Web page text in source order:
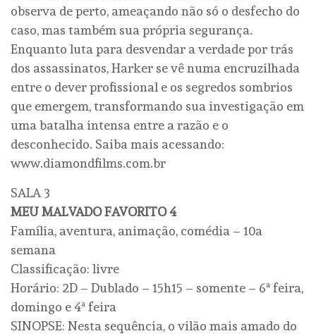
observa de perto, ameaçando não só o desfecho do
caso, mas também sua própria segurança.
Enquanto luta para desvendar a verdade por trás
dos assassinatos, Harker se vê numa encruzilhada
entre o dever profissional e os segredos sombrios
que emergem, transformando sua investigação em
uma batalha intensa entre a razão e o
desconhecido. Saiba mais acessando:
www.diamondfilms.com.br
SALA 3
MEU MALVADO FAVORITO 4
Família, aventura, animação, comédia – 10a
semana
Classificação: livre
Horário: 2D – Dublado – 15h15 – somente – 6ª feira,
domingo e 4ª feira
SINOPSE: Nesta sequência, o vilão mais amado do